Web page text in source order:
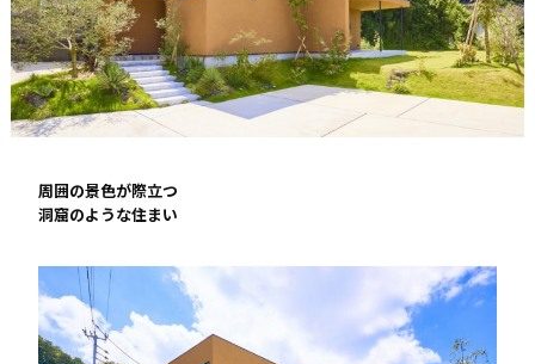
周囲の景色が際立つ
洞窟のような住まい